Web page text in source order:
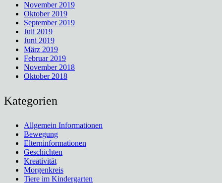
November 2019
Oktober 2019
September 2019
Juli 2019
Juni 2019
März 2019
Februar 2019
November 2018
Oktober 2018
Kategorien
Allgemein Informationen
Bewegung
Elterninformationen
Geschichten
Kreativität
Morgenkreis
Tiere im Kindergarten